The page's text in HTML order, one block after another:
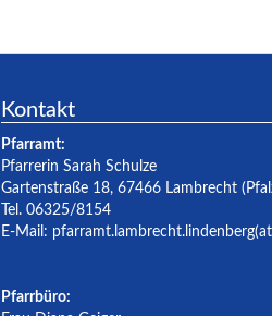
Kontakt
Pfarramt:
Pfarrerin Sarah Schulze
Gartenstraße 18, 67466 Lambrecht
Tel. 06325/8154
E-Mail:
Pfarrbüro: